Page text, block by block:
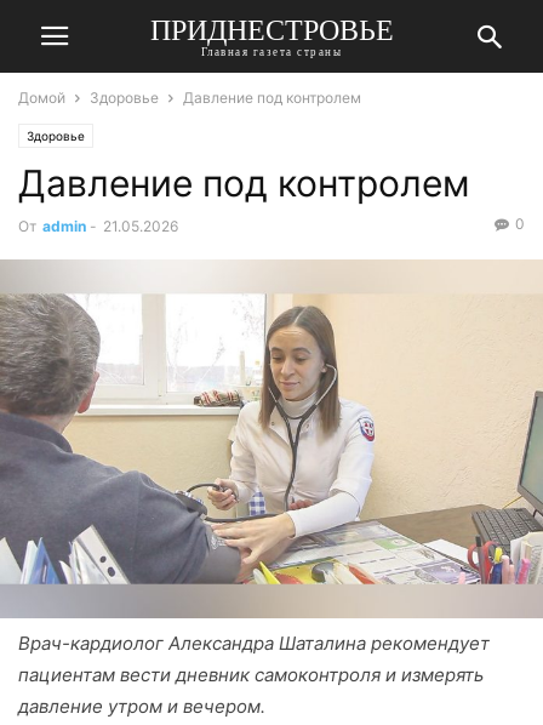
ПРИДНЕСТРОВЬЕ
Главная газета страны
Домой Здоровье Давление под контролем
Здоровье
Давление под контролем
От admin - 21.05.2026 0
Врач-кардиолог Александра Шаталина рекомендует
пациентам вести дневник самоконтроля и измерять
давление утром и вечером.